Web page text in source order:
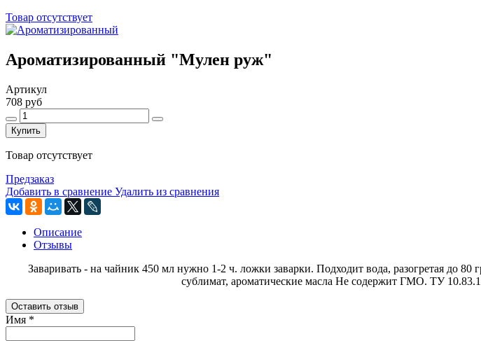
Товар отсутствует
Ароматизированный "Мулен руж"
Артикул
708 руб
Купить
Товар отсутствует
Предзаказ
Добавить в сравнение Удалить из сравнения
Описание
Отзывы
Заваривать - на чайник 450 мл нужно 1-2 ч. ложки заварки. Подходит вода, разогретая до
сублимат, ароматические масла Не содержит ГМО. ТУ
Оставить отзыв
Имя *